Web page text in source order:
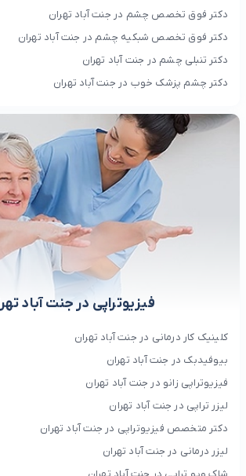
دکتر فوق تخصص چشم در جنت آباد تهران
دکتر فوق تخصص شبکیه چشم در جنت آباد تهران
دکتر تنبلی چشم در جنت آباد تهران
دکتر چشم پزشک خوب در جنت آباد تهران
فیزیوتراپی در جنت آباد
کلینیک کار درمانی در جنت آباد تهران
بیوفیدبک در جنت آباد تهران
فیزیوتراپی زانو در جنت آباد تهران
لیزر تراپی در جنت آباد تهران
دکتر متخصص فیزیوتراپی در جنت آباد تهران
لیزر درمانی در جنت آباد تهران